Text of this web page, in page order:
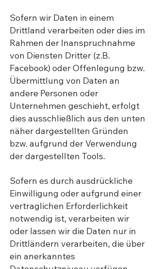
Sofern wir Daten in einem
Drittland verarbeiten oder dies im
Rahmen der Inanspruchnahme
von Diensten Dritter (z.B.
Facebook) oder Offenlegung bzw.
Übermittlung von Daten an
andere Personen oder
Unternehmen geschieht, erfolgt
dies ausschließlich aus den unten
näher dargestellten Gründen
bzw. aufgrund der Verwendung
der dargestellten Tools.
Sofern es durch ausdrückliche
Einwilligung oder aufgrund einer
vertraglichen Erforderlichkeit
notwendig ist, verarbeiten wir
oder lassen wir die Daten nur in
Drittländern verarbeiten, die über
ein anerkanntes